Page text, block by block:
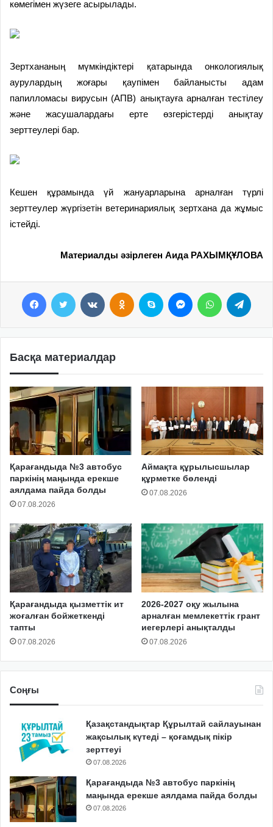
көмегімен жүзеге асырылады.
Зертхананың мүмкіндіктері қатарында онкологиялық
аурулардың жоғары қаупімен байланысты адам
папилломасы вирусын (АПВ) анықтауға арналған тестілеу
және жасушалардағы ерте өзгерістерді анықтау
зерттеулері бар.
Кешен құрамында үй жануарларына арналған түрлі
зерттеулер жүргізетін ветеринариялық зертхана да жұмыс
істейді.
Материалды әзірлеген Аида РАХЫМҚҰЛОВА
Басқа материалдар
Қарағандыда №3 автобус
паркінің маңында ерекше
аялдама пайда болды
07.08.2026
Аймақта құрылысшылар
құрметке бөленді
07.08.2026
Қарағандыда қызметтік ит
жоғалған бойжеткенді
тапты
07.08.2026
2026-2027 оқу жылына
арналған мемлекеттік грант
иегерлері анықталды
07.08.2026
Соңғы
Қазақстандықтар Құрылтай сайлауынан
жақсылық күтеді – қоғамдық пікір
зерттеуі
07.08.2026
Қарағандыда №3 автобус паркінің
маңында ерекше аялдама пайда болды
07.08.2026